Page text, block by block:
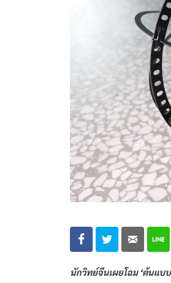
นักวิทย์จีนเผยโฉม ‘ต้นแบ